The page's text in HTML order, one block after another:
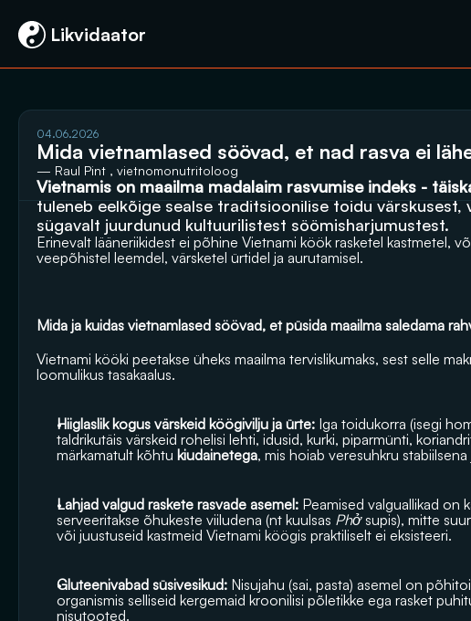
Likvidaator
04.06.2026
Mida vietnamlased söövad, et nad rasva ei
— Raul Pint , vietnomonutritoloog
Vietnamis on maailma madalaim rasvumise indeks -
tuleneb eelkõige sealse traditsioonilise toidu värskusest,
sügavalt juurdunud kultuurilistest söömisharjumustest.
Erinevalt lääneriikidest ei põhine Vietnami köök rasketel kastmetel,
veepõhistel leemdel, värsketel ürtidel ja aurutamisel.
Mida ja kuidas vietnamlased söövad, et püsida maailma saledama
Vietnami kööki peetakse üheks maailma tervislikumaks, sest selle
loomulikus tasakaalus.
Hiiglaslik kogus värskeid köögivilju ja ürte: Iga toidukorra (isegi
taldrikutäis värskeid rohelisi lehti, idusid, kurki, piparmünti,
märkamatult kõhtu kiudainetega, mis hoiab veresuhkru
Lahjad valgud raskete rasvade asemel: Peamised valguallikad on
serveeritakse õhukeste viiludena (nt kuulsas Phở supis), mitte
või juustuseid kastmeid Vietnami köögis praktiliselt ei eksisteeri.
Gluteenivabad süsivesikud: Nisujahu (sai, pasta) asemel on
organismis selliseid kergemaid kroonilisi põletikke ega rasket
nisutooted.